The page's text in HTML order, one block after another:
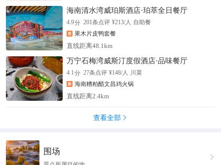
海南清水湾威珀斯酒店·珀萃全日餐厅
4.9分 201条点评 ¥213/人 自助餐
果木片皮鸭套餐
直线距离48.1km
万宁石梅湾威斯汀度假酒店·品味餐厅
4.1分 27条点评 ¥148/人 川菜
海南糟粕醋文昌鸡火锅
直线距离2.4km
查看全部 
围场
